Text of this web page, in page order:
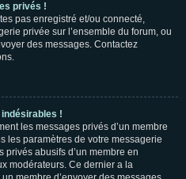
privés !
pas enregistré et/ou connecté,
privée sur l’ensemble du forum, ou
des messages. Contactez
!
les messages privés d’un membre
les paramètres de votre messagerie
abusifs d’un membre en
modérateurs. Ce dernier a la